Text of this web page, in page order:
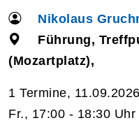
Nikolaus
Führung,
(Mozartplatz),
1 Termine, 11.09.2026
Fr., 17:00 - 18:30 Uhr